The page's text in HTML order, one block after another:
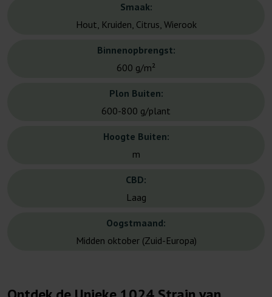
Smaak:
Hout, Kruiden, Citrus, Wierook
Binnenopbrengst:
600 g/m²
Plon Buiten:
600-800 g/plant
Hoogte Buiten:
m
CBD:
Laag
Oogstmaand:
Midden oktober (Zuid-Europa)